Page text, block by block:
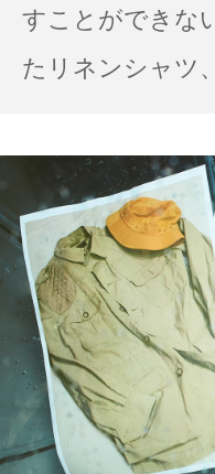
すことができな
たリネンシャツ